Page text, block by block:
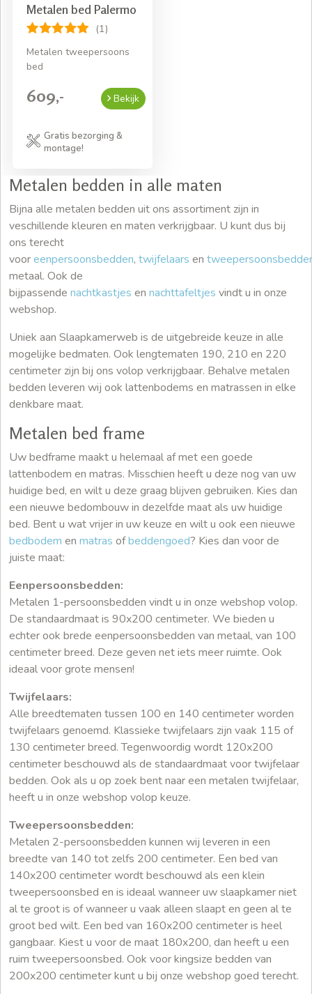
Metalen bed Palermo
(1)
Metalen tweepersoons
bed
609,- Bekijk
Gratis bezorging &
montage!
Metalen bedden in alle maten
Bijna alle metalen bedden uit ons assortiment zijn in
veschillende kleuren en maten verkrijgbaar. U kunt dus bij
ons terecht
vooreenpersoonsbedden, twijfelaars en
metaal. Ook de
bijpassende nachtkastjes en nachttafeltjes vindt u in onze
webshop.
Uniek aan Slaapkamerweb is de uitgebreide keuze in alle
mogelijke bedmaten. Ook lengtematen 190, 210 en 220
centimeter zijn bij ons volop verkrijgbaar. Behalve metalen
bedden leveren wij ook lattenbodems en matrassen in elke
denkbare maat.
Metalen bed frame
Uw bedframe maakt u helemaal af met een goede
lattenbodem en matras. Misschien heeft u deze nog van uw
huidige bed, en wilt u deze graag blijven gebruiken. Kies dan
een nieuwe bedombouw in dezelfde maat als uw huidige
bed. Bent u wat vrijer in uw keuze en wilt u ook een nieuwe
bedbodem en matras ofbeddengoed? Kies dan voor de
juiste maat:
Eenpersoonsbedden:
Metalen 1-persoonsbedden vindt u in onze webshop volop.
De standaardmaat is 90x200 centimeter. We bieden u
echter ook brede eenpersoonsbedden van metaal, van 100
centimeter breed. Deze geven net iets meer ruimte. Ook
ideaal voor grote mensen!
Twijfelaars:
Alle breedtematen tussen 100 en 140 centimeter worden
twijfelaars genoemd. Klassieke twijfelaars zijn vaak 115 of
130 centimeter breed. Tegenwoordig wordt 120x200
centimeter beschouwd als de standaardmaat voor twijfelaar
bedden. Ook als u op zoek bent naar een metalen twijfelaar,
heeft u in onze webshop volop keuze.
Tweepersoonsbedden:
Metalen 2-persoonsbedden kunnen wij leveren in een
breedte van 140 tot zelfs 200 centimeter. Een bed van
140x200 centimeter wordt beschouwd als een klein
tweepersoonsbed en is ideaal wanneer uw slaapkamer niet
al te groot is of wanneer u vaak alleen slaapt en geen al te
groot bed wilt. Een bed van 160x200 centimeter is heel
gangbaar. Kiest u voor de maat 180x200, dan heeft u een
ruim tweepersoonsbed. Ook voor kingsize bedden van
200x200 centimeter kunt u bij onze webshop goed terecht.